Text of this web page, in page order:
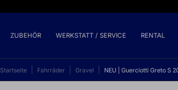
ZUBEHÖR WERKSTATT / SERVICE RENTAL
Startseite Fahrräder Gravel NEU | Guerciotti Greto S